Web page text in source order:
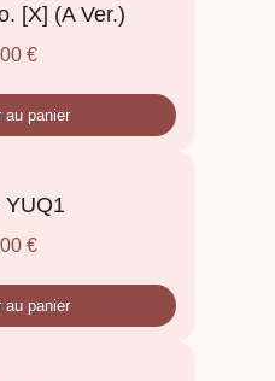
[X] (A Ver.)
€
au panier
YUQ1
€
au panier